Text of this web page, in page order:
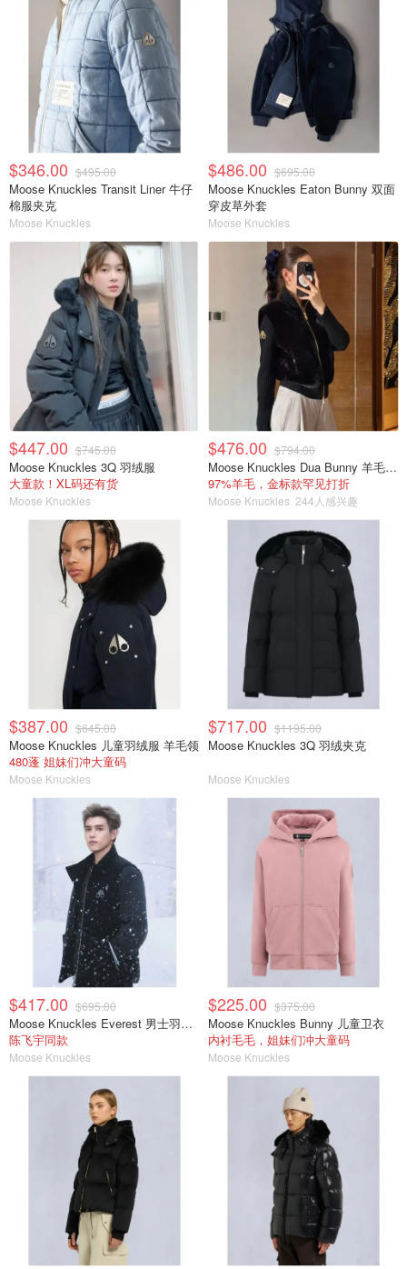
$346.00 $495.00
Moose Knuckles Transit Liner 牛仔
棉服夹克
Moose Knuckles
$486.00 $695.00
Moose Knuckles Eaton Bunny 双面
穿皮草外套
Moose Knuckles
$447.00 $745.00
Moose Knuckles 3Q 羽绒服
大童款！XL码还有货
Moose Knuckles
$476.00 $794.00
Moose Knuckles Dua Bunny 羊毛混纺针织夹克
97%羊毛，金标款罕见打折
Moose Knuckles 244人感兴趣
$387.00 $645.00
Moose Knuckles 儿童羽绒服 羊毛领
480蓬 姐妹们冲大童码
Moose Knuckles
$717.00 $1195.00
Moose Knuckles 3Q 羽绒夹克
Moose Knuckles
$417.00 $695.00
Moose Knuckles Everest 男士羽绒马甲
陈飞宇同款
Moose Knuckles
$225.00 $375.00
Moose Knuckles Bunny 儿童卫衣
内衬毛毛，姐妹们冲大童码
Moose Knuckles